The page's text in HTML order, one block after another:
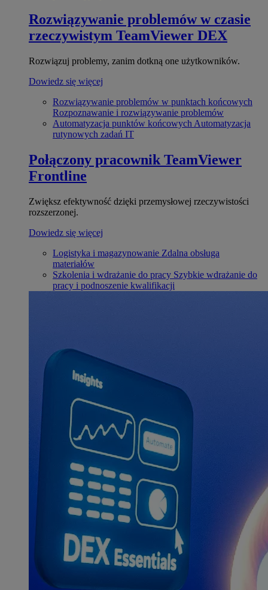
Rozwiązywanie problemów w czasie
rzeczywistym TeamViewer DEX
Rozwiązuj problemy, zanim dotkną one użytkowników.
Dowiedz się więcej
Rozwiązywanie problemów w punktach końcowych
Rozpoznawanie i rozwiązywanie problemów
Automatyzacja punktów końcowych Automatyzacja
rutynowych zadań IT
Połączony pracownik TeamViewer
Frontline
Zwiększ efektywność dzięki przemysłowej rzeczywistości
rozszerzonej.
Dowiedz się więcej
Logistyka i magazynowanie Zdalna obsługa
materiałów
Szkolenia i wdrażanie do pracy Szybkie wdrażanie do
pracy i podnoszenie kwalifikacji